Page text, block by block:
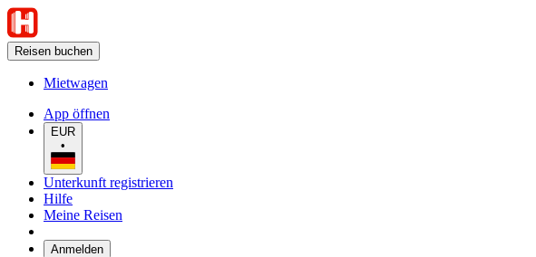
Reisen buchen
Mietwagen
App öffnen
EUR
•
Unterkunft registrieren
Hilfe
Meine Reisen
Anmelden